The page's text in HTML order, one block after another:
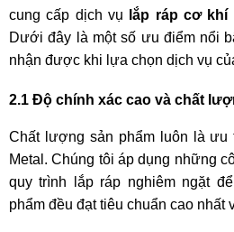
cung cấp dịch vụ
lắp ráp cơ khí
Dưới đây là một số ưu điểm nổi
nhận được khi lựa chọn dịch vụ
2.1 Độ chính xác cao và chất
Chất lượng sản phẩm luôn là ưu
Metal. Chúng tôi áp dụng những
quy trình lắp ráp nghiêm ngặt
phẩm đều đạt tiêu chuẩn cao nhất